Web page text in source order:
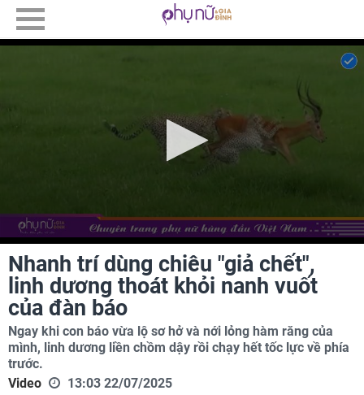
Nhanh trí dùng chiêu "giả chết",
linh dương thoát khỏi nanh vuốt
của đàn báo
Ngay khi con báo vừa lộ sơ hở và nới lỏng hàm răng của
mình, linh dương liền chồm dậy rồi chạy hết tốc lực về phía
trước.
Video
13:03 22/07/2025